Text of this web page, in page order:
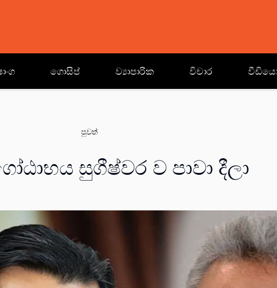
ගොසිප් ව්‍යාපාරික විචාර
පුවත්
සුගීෂ්වර ව පාවා දීලා